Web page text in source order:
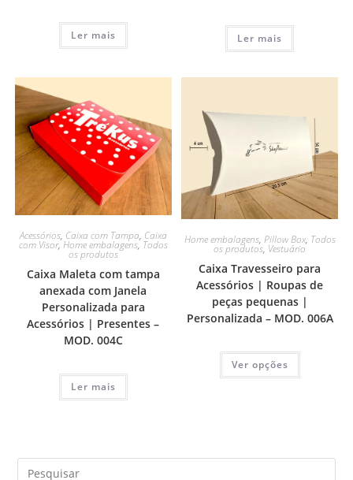
Ler mais Ler mais
Acessórios, Caixa com Tampa, Caixa
com Visor, Home embalagens, Todos
os produtos
Caixa Maleta com tampa
anexada com Janela
Personalizada para
Acessórios | Presentes –
MOD. 004C
Ler mais
Home embalagens, Pillow Box, Todos
os produtos, Vestuário
Caixa Travesseiro para
Acessórios | Roupas de
peças pequenas |
Personalizada – MOD. 006A
Ver opções